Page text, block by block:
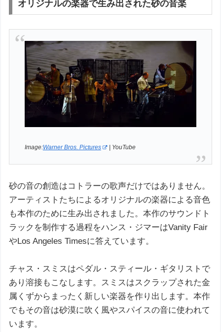
オリジナルの楽器で生み出された砂の音楽
Image:Warner Bros. Pictures | YouTube
砂の音の創造はコトラーの歌声だけではありません。
アーティストたちによるオリジナルの楽器による音色
も本作のために生み出されました。本作のサウンドト
ラックを制作する過程をハンス・ジマーはVanity Fair
やLos Angeles Timesに答えています。
チャス・スミスはペダル・スティール・ギタリストで
あり溶接もこなします。スミスはスクラップされた金
属くずからまったく新しい楽器を作り出します。本作
でもその音は砂漠に吹く風やスパイスの音に使われて
います。